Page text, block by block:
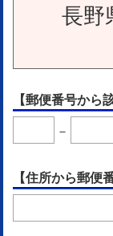
長野
【郵便番号から
－
【住所から郵便